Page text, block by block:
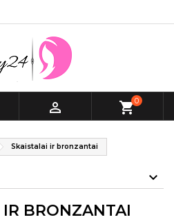
 shopping_cart0
Skaistalai ir bronzantai
BRONZANTAI